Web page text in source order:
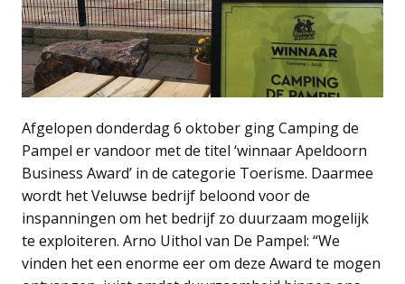
Afgelopen donderdag 6 oktober ging Camping de
Pampel er vandoor met de titel ‘winnaar Apeldoorn
Business Award’ in de categorie Toerisme. Daarmee
wordt het Veluwse bedrijf beloond voor de
inspanningen om het bedrijf zo duurzaam mogelijk
te exploiteren. Arno Uithol van De Pampel: “We
vinden het een enorme eer om deze Award te mogen